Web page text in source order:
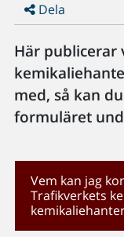
Dela
Här publicerar
med, så kan
formuläret
Vem kan jag
Trafikverkets